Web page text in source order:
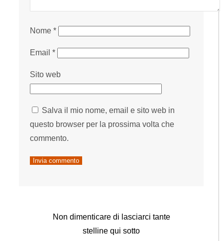
Nome*
Email*
Sito web
Salva il mio nome, email e sito web in
questo browser per la prossima volta che
commento.
Non dimenticare di lasciarci tante
stelline qui sotto